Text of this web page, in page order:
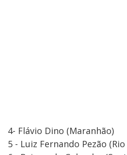
4- Flávio Dino (Maranhão)
5 - Luiz Fernando Pezão